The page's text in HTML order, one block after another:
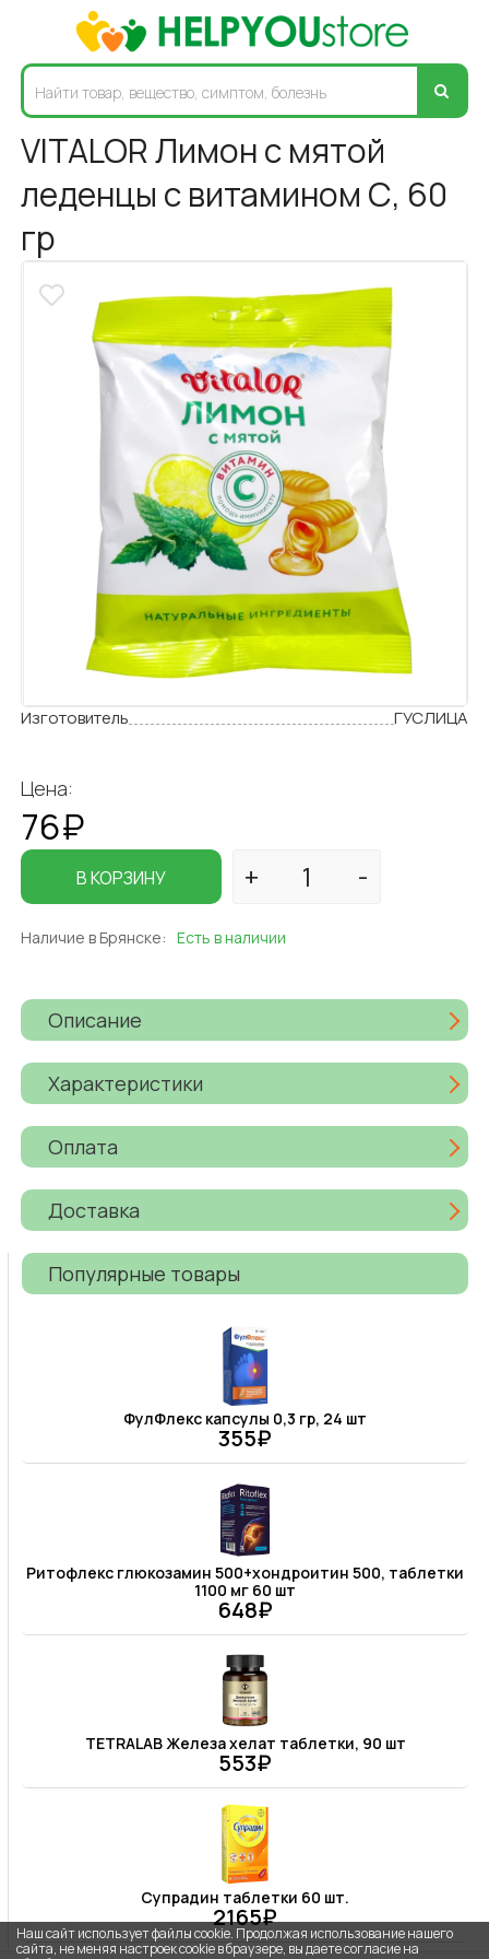
VITALOR Лимон с мятой
леденцы с витамином С, 60
гр
Изготовитель ГУСЛИЦА
Цена:
76₽
В КОРЗИНУ
Наличие в Брянске: Есть в наличии
Описание
Характеристики
Оплата
Доставка
Популярные товары
ФулФлекс капсулы 0,3 гр, 24 шт
355₽
Ритофлекс глюкозамин 500+хондроитин 500, таблетки
1100 мг 60 шт
648₽
TETRALAB Железа хелат таблетки, 90 шт
553₽
Супрадин таблетки 60 шт.
2165₽
Наш сайт использует файлы cookie. Продолжая использование нашего
сайта, не меняя настроек cookie в браузере, вы даете согласие на